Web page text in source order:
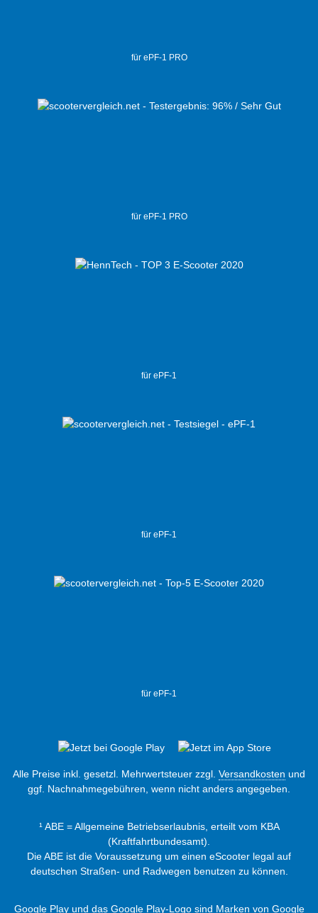
für ePF-1 PRO
für ePF-1 PRO
für ePF-1
für ePF-1
für ePF-1
Alle Preise inkl. gesetzl. Mehrwertsteuer zzgl. Versandkosten und
ggf. Nachnahmegebühren, wenn nicht anders angegeben.
¹ ABE = Allgemeine Betriebserlaubnis, erteilt vom KBA
(Kraftfahrtbundesamt).
Die ABE ist die Voraussetzung um einen eScooter legal auf
deutschen Straßen- und Radwegen benutzen zu können.
Google Play und das Google Play-Logo sind Marken von Google